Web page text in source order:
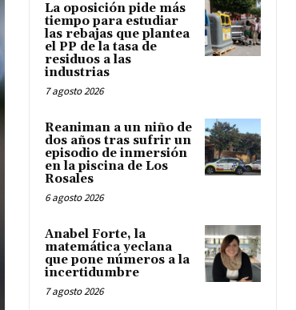
La oposición pide más
tiempo para estudiar
las rebajas que plantea
el PP de la tasa de
residuos a las
industrias
7 agosto 2026
Reaniman a un niño de
dos años tras sufrir un
episodio de inmersión
en la piscina de Los
Rosales
6 agosto 2026
Anabel Forte, la
matemática yeclana
que pone números a la
incertidumbre
7 agosto 2026